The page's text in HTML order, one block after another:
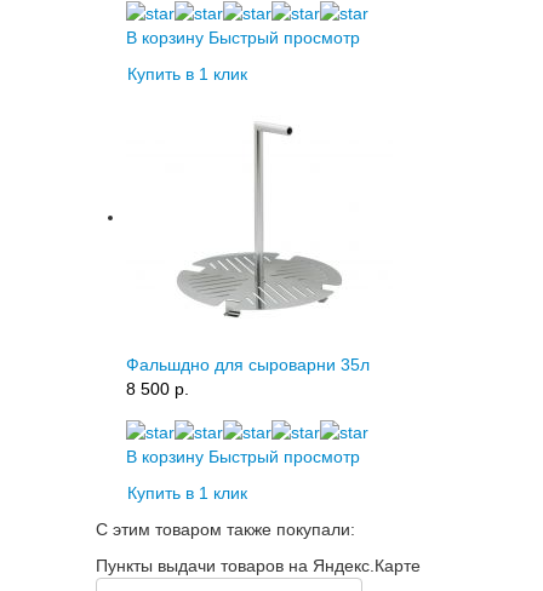
В корзину Быстрый просмотр
Купить в 1 клик
Фальшдно для сыроварни 35л
8 500 p.
В корзину Быстрый просмотр
Купить в 1 клик
С этим товаром также покупали:
Пункты выдачи товаров на Яндекс.Карте